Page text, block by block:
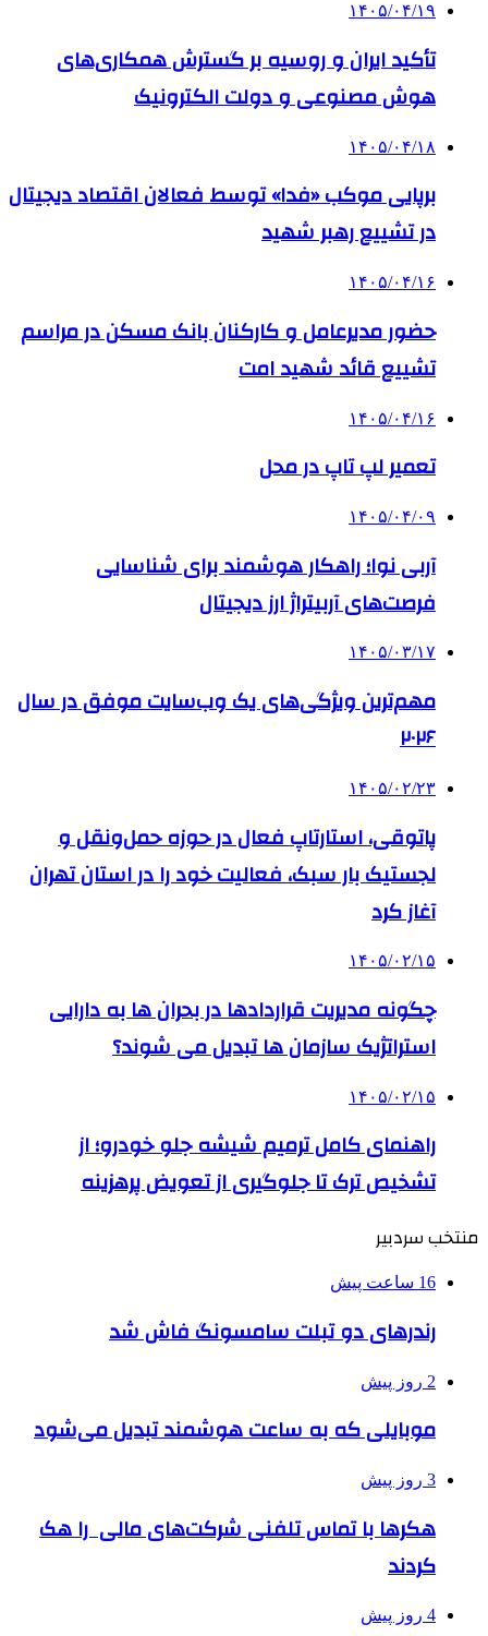
۱۴۰۵/۰۴/۱۹
تأکید ایران و روسیه بر گسترش همکاری‌های
هوش مصنوعی و دولت الکترونیک
۱۴۰۵/۰۴/۱۸
برپایی موکب «فدا» توسط فعالان اقتصاد دیجیتال
در تشییع رهبر شهید
۱۴۰۵/۰۴/۱۶
حضور مدیرعامل و کارکنان بانک مسکن در مراسم
تشییع قائد شهید امت
۱۴۰۵/۰۴/۱۶
تعمیر لپ تاپ در محل
۱۴۰۵/۰۴/۰۹
آربی نوا؛ راهکار هوشمند برای شناسایی
فرصت‌های آربیتراژ ارز دیجیتال
۱۴۰۵/۰۳/۱۷
مهم‌ترین ویژگی‌های یک وب‌سایت موفق در سال
۲۰۲۶
۱۴۰۵/۰۲/۲۳
پاتوقی، استارتاپ فعال در حوزه حمل‌ونقل و
لجستیک بار سبک، فعالیت خود را در استان تهران
آغاز کرد
۱۴۰۵/۰۲/۱۵
چگونه مدیریت قراردادها در بحران ها به دارایی
استراتژیک سازمان ها تبدیل می شوند؟
۱۴۰۵/۰۲/۱۵
راهنمای کامل ترمیم شیشه جلو خودرو؛ از
تشخیص ترک تا جلوگیری از تعویض پرهزینه
منتخب سردبیر
16 ساعت پیش
رندرهای دو تبلت سامسونگ فاش شد
2 روز پیش
موبایلی که به ساعت هوشمند تبدیل می‌شود
3 روز پیش
هکرها با تماس تلفنی شرکت‌های مالی را هک
کردند
4 روز پیش